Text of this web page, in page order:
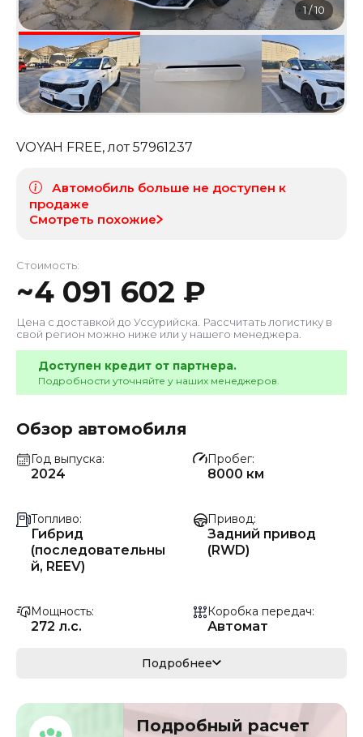
1/10
VOYAH FREE, лот57961237
Автомобиль больше не доступен к
продаже
Смотреть похожие
Стоимость:
~4 091 602 ₽
Цена с доставкой до Уссурийска . Рассчитать логистику в
свой регион можно ниже или у нашего менеджера.
Доступен кредит от партнера.
Подробности уточняйте у наших менеджеров.
Обзор автомобиля
Год выпуска
2024
Пробег
8000 км
Топливо
Гибрид
(последовательны
й, REEV)
Привод
Задний привод
(RWD)
Мощность
272 л.с.
Коробка передач
Автомат
кроссовер/
VIN Объём двигателя
Подробнее
Подробный расчет